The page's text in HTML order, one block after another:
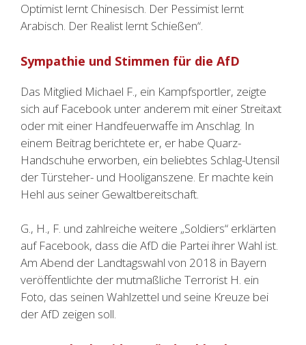
Optimist lernt Chinesisch. Der Pessimist lernt
Arabisch. Der Realist lernt Schießen“.
Sympathie und Stimmen für die AfD
Das Mitglied Michael F., ein Kampfsportler, zeigte
sich auf Facebook unter anderem mit einer Streitaxt
oder mit einer Handfeuerwaffe im Anschlag. In
einem Beitrag berichtete er, er habe Quarz-
Handschuhe erworben, ein beliebtes Schlag-Utensil
der Türsteher- und Hooliganszene. Er machte kein
Hehl aus seiner Gewaltbereitschaft.
G., H., F. und zahlreiche weitere „Soldiers“ erklärten
auf Facebook, dass die AfD die Partei ihrer Wahl ist.
Am Abend der Landtagswahl von 2018 in Bayern
veröffentlichte der mutmaßliche Terrorist H. ein
Foto, das seinen Wahlzettel und seine Kreuze bei
der AfD zeigen soll.